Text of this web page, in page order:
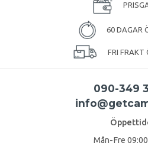
60 DAGAR
FRI FRAKT
090-349
Mån-Fre